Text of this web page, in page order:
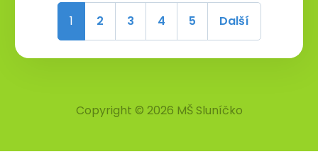
1 2 3 4 5 Další
Copyright © 2026 MŠ Sluníčko